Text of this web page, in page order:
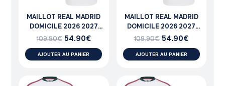
MAILLOT REAL MADRID
DOMICILE 2026 2027
BRAHIM
109.90€ 54.90€
AJOUTER AU PANIER
MAILLOT REAL MADRID
DOMICILE 2026 2027
RUDIGER
109.90€ 54.90€
AJOUTER AU PANIER